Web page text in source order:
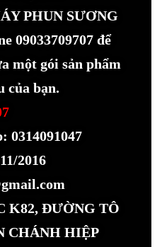
PHUN SƯƠNG
09033709707 để
một gói sản phẩm
của bạn.
0314091047
2016
K82, ĐƯỜNG TÔ
CHÁNH HIỆP